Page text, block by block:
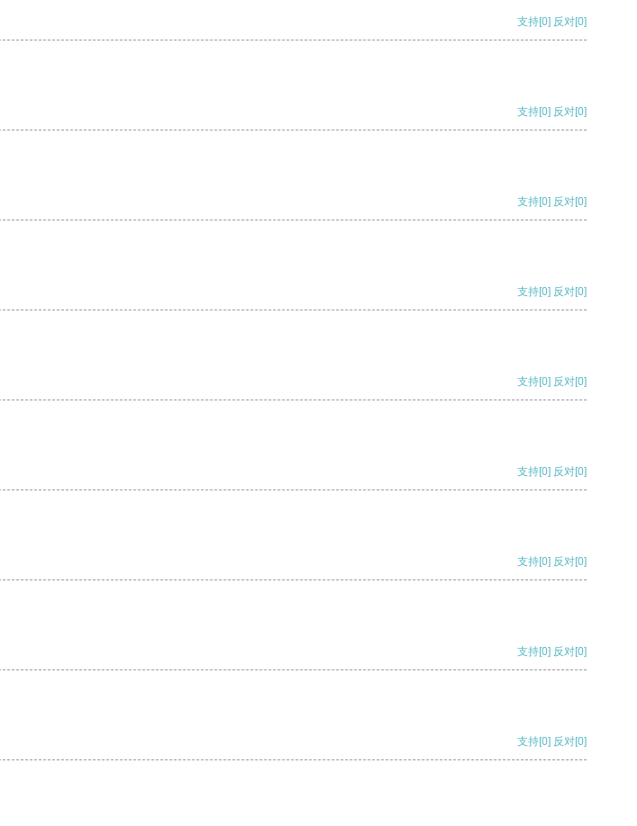
支持[0] 反对[0]
支持[0] 反对[0]
支持[0] 反对[0]
支持[0] 反对[0]
支持[0] 反对[0]
支持[0] 反对[0]
支持[0] 反对[0]
支持[0] 反对[0]
支持[0] 反对[0]